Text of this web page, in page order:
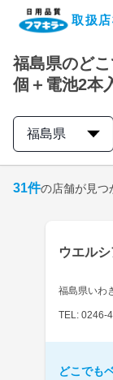
取扱
企業・IR
製品情報
取扱店検
福島県のど
個＋電池2本
福島県
31件の店舗が見つ
ウエル
福島県いわ
TEL: 0246-
どこでも